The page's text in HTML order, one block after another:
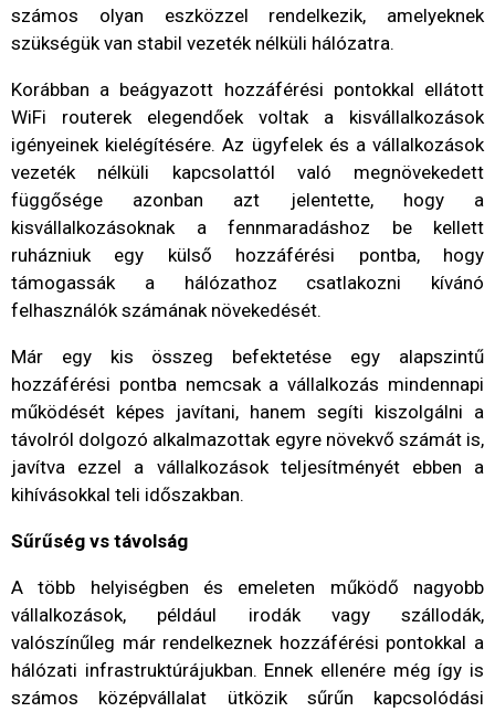
számos olyan eszközzel rendelkezik, amelyeknek
szükségük van stabil vezeték nélküli hálózatra.
Korábban a beágyazott hozzáférési pontokkal ellátott
WiFi routerek elegendőek voltak a kisvállalkozások
igényeinek kielégítésére. Az ügyfelek és a vállalkozások
vezeték nélküli kapcsolattól való megnövekedett
függősége azonban azt jelentette, hogy a
kisvállalkozásoknak a fennmaradáshoz be kellett
ruházniuk egy külső hozzáférési pontba, hogy
támogassák a hálózathoz csatlakozni kívánó
felhasználók számának növekedését.
Már egy kis összeg befektetése egy alapszintű
hozzáférési pontba nemcsak a vállalkozás mindennapi
működését képes javítani, hanem segíti kiszolgálni a
távolról dolgozó alkalmazottak egyre növekvő számát is,
javítva ezzel a vállalkozások teljesítményét ebben a
kihívásokkal teli időszakban.
Sűrűség vs távolság
A több helyiségben és emeleten működő nagyobb
vállalkozások, például irodák vagy szállodák,
valószínűleg már rendelkeznek hozzáférési pontokkal a
hálózati infrastruktúrájukban. Ennek ellenére még így is
számos középvállalat ütközik sűrűn kapcsolódási